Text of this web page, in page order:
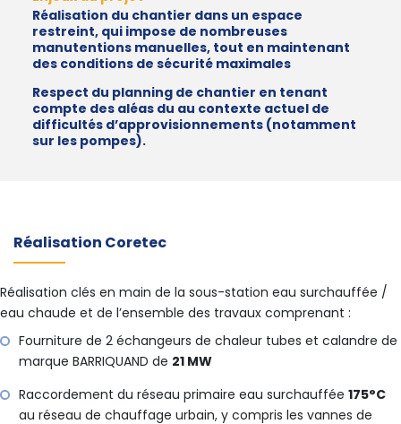
Réalisation du chantier dans un espace
restreint, qui impose de nombreuses
manutentions manuelles, tout en maintenant
des conditions de sécurité maximales
Respect du planning de chantier en tenant
compte des aléas du au contexte actuel de
difficultés d’approvisionnements (notamment
sur les pompes).
Réalisation Coretec
Réalisation clés en main de la sous-station eau surchauffée /
eau chaude et de l’ensemble des travaux comprenant :
Fourniture de 2 échangeurs de chaleur tubes et calandre de
marque BARRIQUAND de 21 MW
Raccordement du réseau primaire eau surchauffée 175°C
au réseau de chauffage urbain, y compris les vannes de